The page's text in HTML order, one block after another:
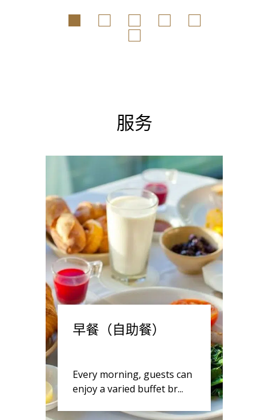
服务
早餐（自助餐）
Every morning, guests can
enjoy a varied buffet br...